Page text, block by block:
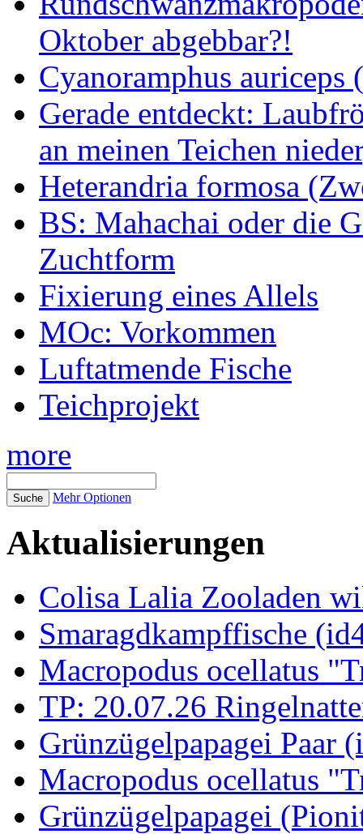
Oktober abgebbar?!
Cyanoramphus
Gerade entdeckt:
an meinen Teichen
Heterandria formosa
BS: Mahachai oder die
Zuchtform
Fixierung eines Allels
MOc: Vorkommen
Luftatmende Fische
Teichprojekt
more
Mehr Optionen
Aktualisierungen
Colisa Lalia Zooladen
Smaragdkampffische
Macropodus ocellatus
TP: 20.07.26
Grünzügelpapagei Paar
Macropodus ocellatus
Grünzügelpapagei